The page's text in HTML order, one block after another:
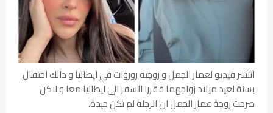
انتشر فيديو لعمار الجمل و زوجته روروات في ايطاليا و ذالك احتفال
بسنة لعيد ميلاد زواجهما فقررا السفر الى ايطاليا معا و لاكن
صرحت زوجة عمار الجمل ان الرحلة لم تكن جيدة.